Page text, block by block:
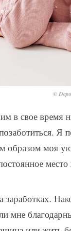
©
в свое время
Я
образом моя
заработках.
мне